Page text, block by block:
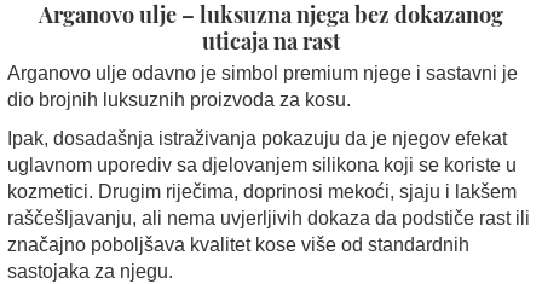
Arganovo ulje – luksuzna njega bez dokazanog
uticaja na rast
Arganovo ulje odavno je simbol premium njege i sastavni je
dio brojnih luksuznih proizvoda za kosu.
Ipak, dosadašnja istraživanja pokazuju da je njegov efekat
uglavnom uporediv sa djelovanjem silikona koji se koriste u
kozmetici. Drugim riječima, doprinosi mekoći, sjaju i lakšem
raščešljavanju, ali nema uvjerljivih dokaza da podstiče rast ili
značajno poboljšava kvalitet kose više od standardnih
sastojaka za njegu.